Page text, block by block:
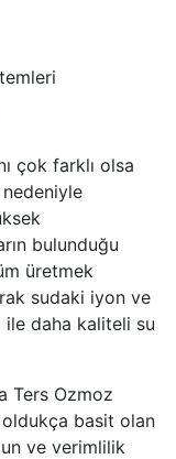
çok farklı olsa
bulunduğu
üretmek
sudaki iyon ve
ile daha kaliteli su
Ters Ozmoz
basit olan
ve verimlilik